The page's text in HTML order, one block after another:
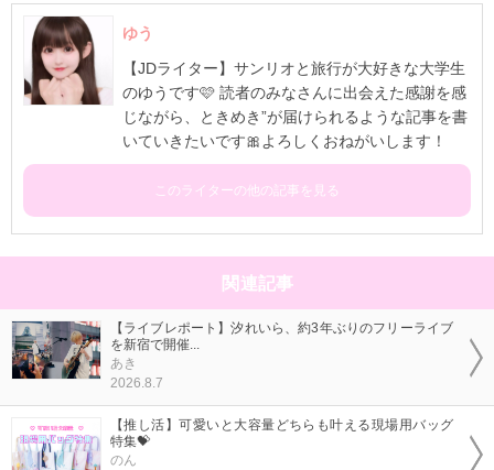
ゆう
【JDライター】サンリオと旅行が大好きな大学生
のゆうです🩷 読者のみなさんに出会えた感謝を感
じながら、ときめき”が届けられるような記事を書
いていきたいです🎀よろしくおねがいします！
このライターの他の記事を見る
関連記事
【ライブレポート】汐れいら、約3年ぶりのフリーライブ
を新宿で開催...
あき
2026.8.7
【推し活】可愛いと大容量どちらも叶える現場用バッグ
特集💝
のん